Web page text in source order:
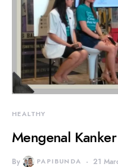
HEALTHY
Mengenal
By PAPIBUNDA 21